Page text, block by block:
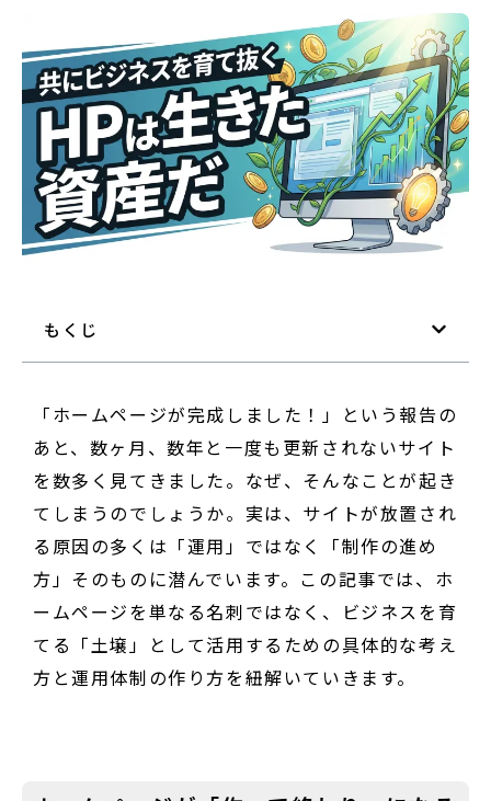
もくじ
「ホームページが完成しました！」という報告の
あと、数ヶ月、数年と一度も更新されないサイト
を数多く見てきました。なぜ、そんなことが起き
てしまうのでしょうか。実は、サイトが放置され
る原因の多くは「運用」ではなく「制作の進め
方」そのものに潜んでいます。この記事では、ホ
ームページを単なる名刺ではなく、ビジネスを育
てる「土壌」として活用するための具体的な考え
方と運用体制の作り方を紐解いていきます。